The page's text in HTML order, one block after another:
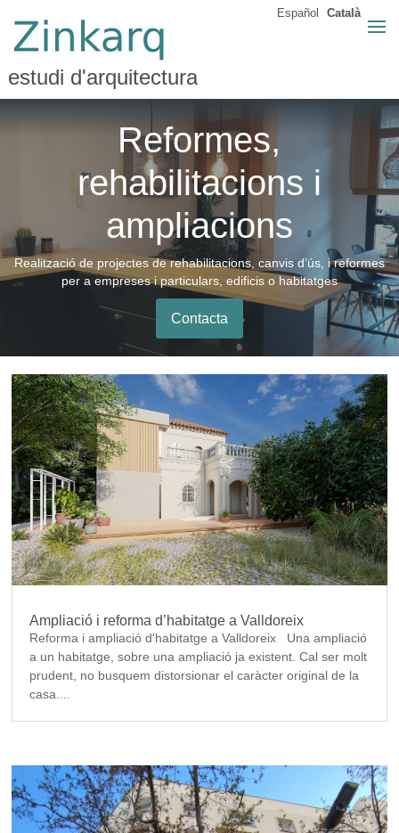
Español Català
estudi d'arquitectura
Reformes,
rehabilitacions i
ampliacions
Realització de projectes de rehabilitacions, canvis d’ús, i reformes
per a empreses i particulars, edificis o habitatges
Contacta
Ampliació i reforma d’habitatge a Valldoreix
Reforma i ampliació d'habitatge a Valldoreix Una ampliació
a un habitatge, sobre una ampliació ja existent. Cal ser molt
prudent, no busquem distorsionar el caràcter original de la
casa....